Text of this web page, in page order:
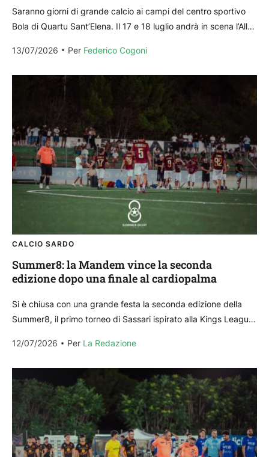
Saranno giorni di grande calcio ai campi del centro sportivo
Bola di Quartu Sant’Elena. Il 17 e 18 luglio andrà in scena l’All
13/07/2026
Per Federico Cogoni
CALCIO SARDO
Summer8: la Mandem vince la seconda
edizione dopo una finale al cardiopalma
Si è chiusa con una grande festa la seconda edizione della
Summer8, il primo torneo di Sassari ispirato alla Kings League.
12/07/2026
Per La Redazione